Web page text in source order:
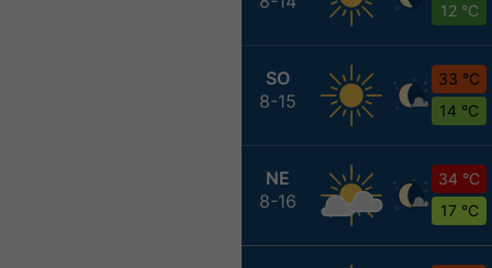
12 °C
SO
8-15
33 °C
14 °C
NE
8-16
34 °C
17 °C